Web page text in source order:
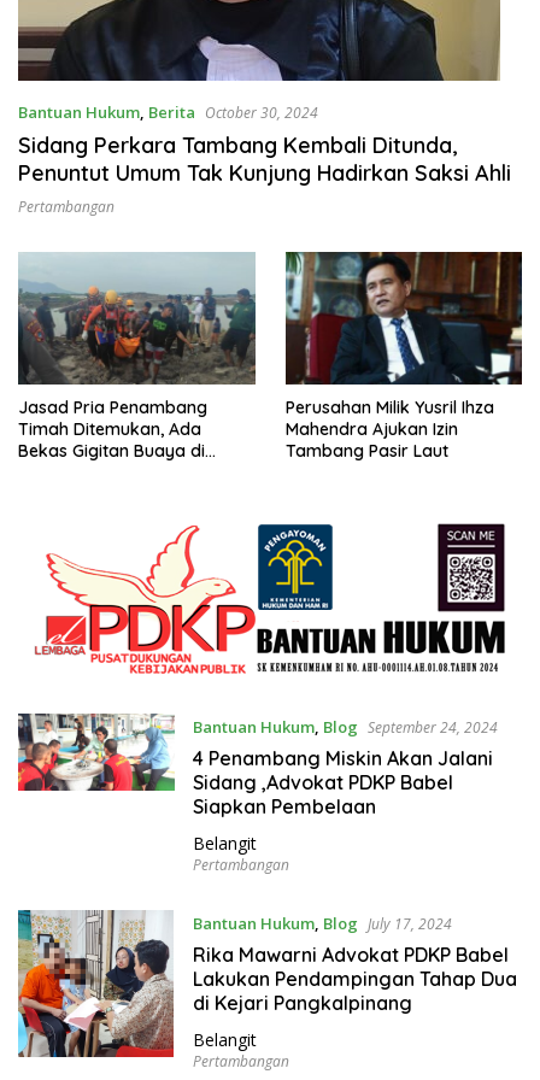
Bantuan Hukum, Berita October 30, 2024
Sidang Perkara Tambang Kembali Ditunda,
Penuntut Umum Tak Kunjung Hadirkan Saksi Ahli
Pertambangan
Jasad Pria Penambang
Timah Ditemukan, Ada
Bekas Gigitan Buaya di
Perusahan Milik Yusril Ihza
Mahendra Ajukan Izin
Tambang Pasir Laut
Bantuan Hukum, Blog September 24, 2024
4 Penambang Miskin Akan Jalani
Sidang ,Advokat PDKP Babel
Siapkan Pembelaan
Belangit
Pertambangan
Bantuan Hukum, Blog July 17, 2024
Rika Mawarni Advokat PDKP Babel
Lakukan Pendampingan Tahap Dua
di Kejari Pangkalpinang
Belangit
Pertambangan